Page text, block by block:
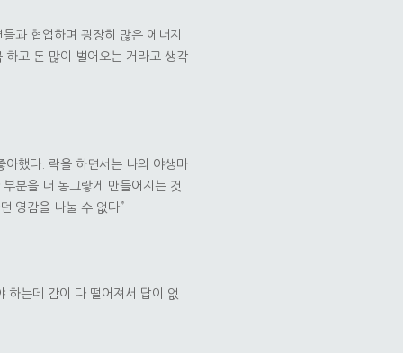
과 협업하며 굉장히 많은 에너지
하고 돈 많이 벌어오는 거라고 생각
아했다. 락을 하면서는 나의 야생마
분을 더 동그랗게 만들어지는 것
영감을 나눌 수 없다”
하는데 감이 다 떨어져서 답이 없